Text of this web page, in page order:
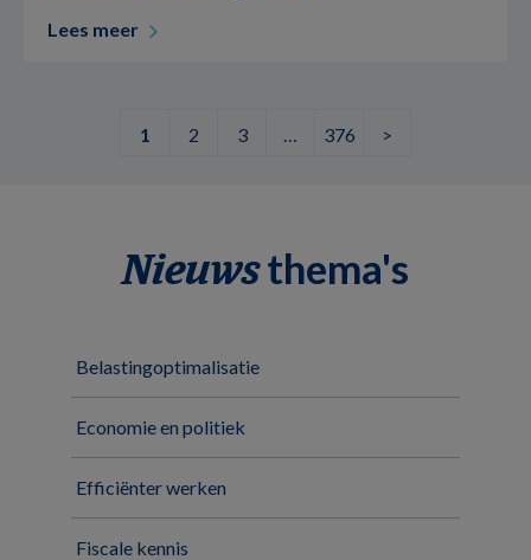
Lees meer
1 2 3 … 376 >
Nieuwsthema's
Belastingoptimalisatie
Economie en politiek
Efficiënter werken
Fiscale kennis